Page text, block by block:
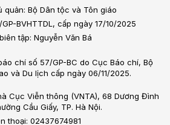
quản: Bộ Dân tộc và Tôn giáo
BVHTTDL, cấp ngày 17/10/2025
tập: Nguyễn Văn Bá
chí số 57/GP-BC do Cục Báo chí, Bộ
và Du lịch cấp ngày 06/11/2025.
Cục Viễn thông (VNTA), 68 Dương Đình
Cầu Giấy, TP. Hà Nội.
thoại: 02437674981